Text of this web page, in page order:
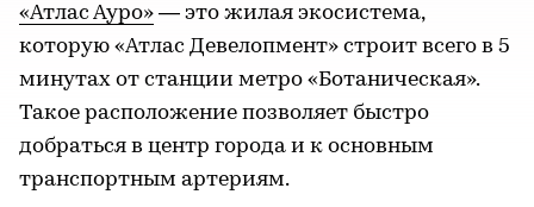
«Атлас Ауро» — это жилая экосистема,
которую «Атлас Девелопмент» строит всего в 5
минутах от станции метро «Ботаническая».
Такое расположение позволяет быстро
добраться в центр города и к основным
транспортным артериям.